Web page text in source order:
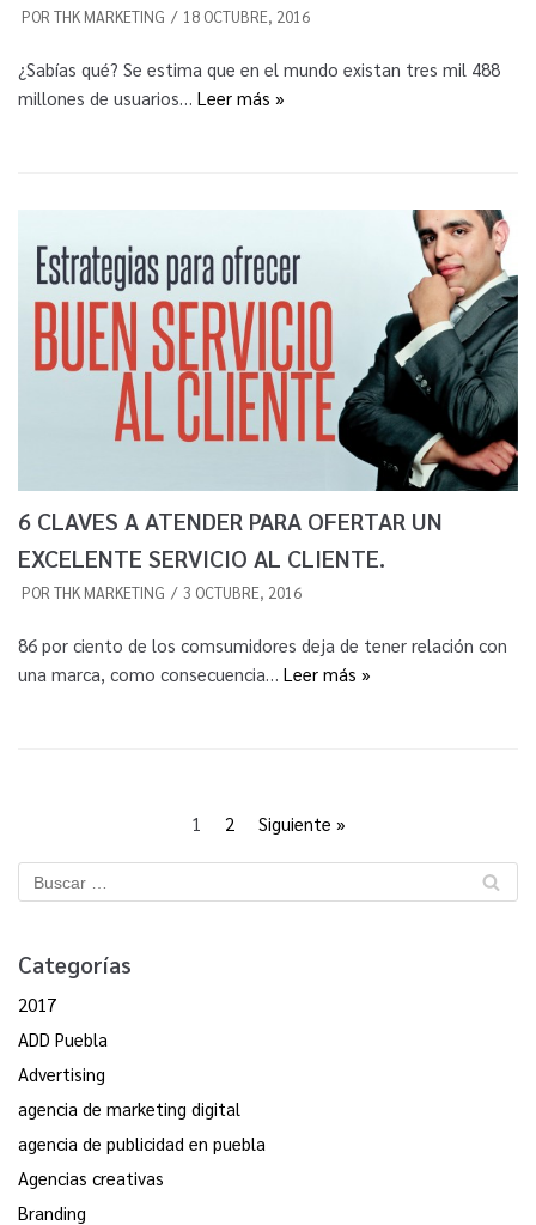
POR THK MARKETING 18 OCTUBRE, 2016
¿Sabías qué? Se estima que en el mundo existan tres mil 488
millones de usuarios… Leer más »
6 CLAVES A ATENDER PARA OFERTAR UN
EXCELENTE SERVICIO AL CLIENTE.
POR THK MARKETING 3 OCTUBRE, 2016
86 por ciento de los comsumidores deja de tener relación con
una marca, como consecuencia… Leer más »
1 2 Siguiente »
Categorías
2017
ADD Puebla
Advertising
agencia de marketing digital
agencia de publicidad en puebla
Agencias creativas
Branding